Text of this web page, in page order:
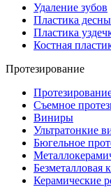
Удаление зубов
Пластика десны
Пластика
Костная
Протезирование
Съемное
Виниры
Ультратонкие
Бюгельное
Безметалловая
Керамические